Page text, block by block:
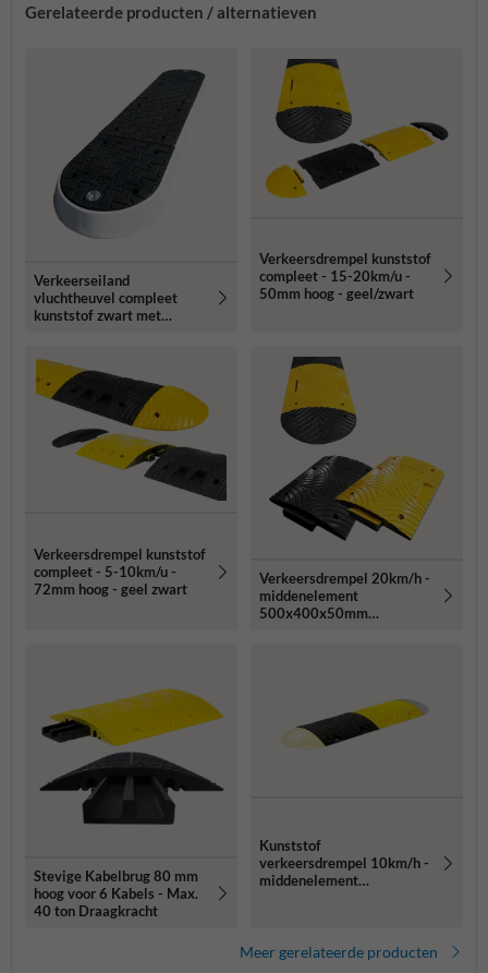
Gerelateerde producten / alternatieven
Verkeerseiland
vluchtheuvel compleet
kunststof zwart met
Verkeersdrempel kunststof
compleet - 15-20km/u -
50mm hoog - geel/zwart
Verkeersdrempel kunststof
compleet - 5-10km/u -
72mm hoog - geel zwart
Verkeersdrempel 20km/h -
middenelement
500x400x50mm
Stevige Kabelbrug 80 mm
hoog voor 6 Kabels - Max.
40 ton Draagkracht
Kunststof
verkeersdrempel 10km/h -
middenelement
Meer gerelateerde producten